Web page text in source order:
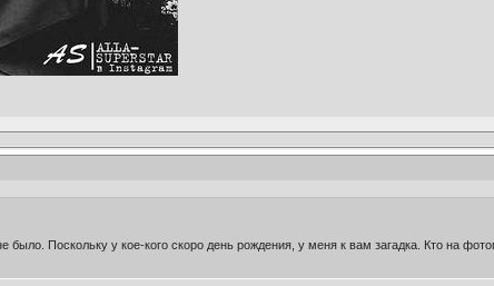
было. Поскольку у кое-кого скоро день рождения, у меня к вам загадка. Кто на